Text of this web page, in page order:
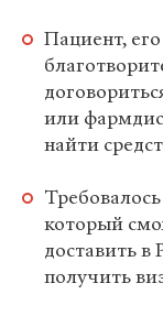
Пациент,
или
найти
который
доставить в
получить